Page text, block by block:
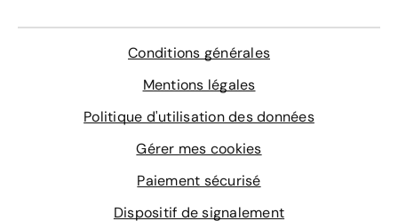
Conditions générales
Mentions légales
Politique d'utilisation des données
Gérer mes cookies
Paiement sécurisé
Dispositif de signalement